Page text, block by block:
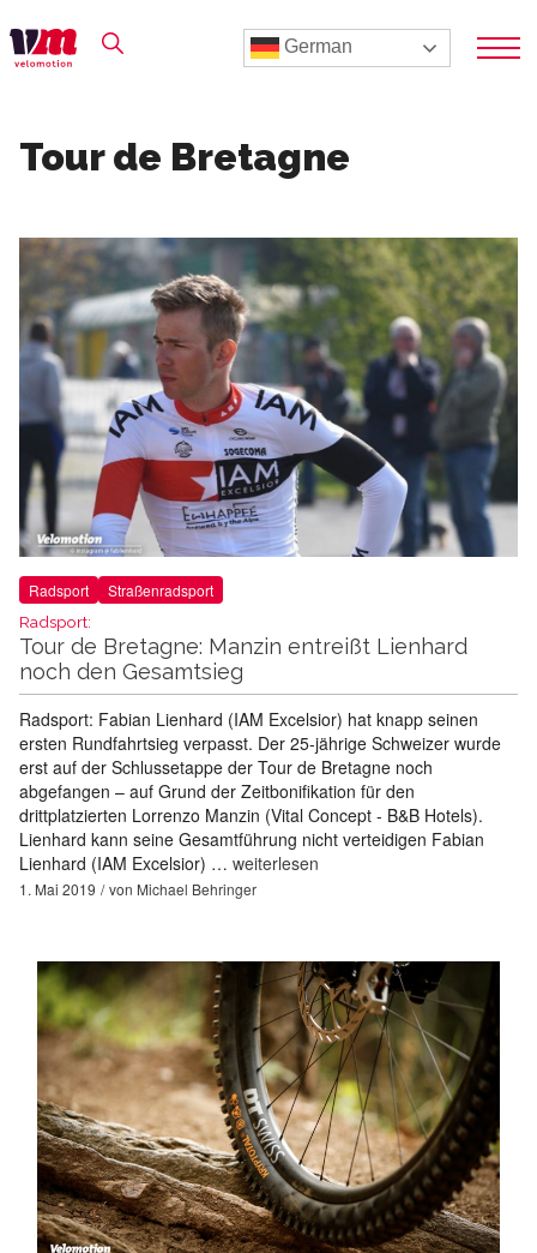
German
Tour de Bretagne
Radsport Straßenradsport
Radsport:
Tour de Bretagne: Manzin entreißt Lienhard
noch den Gesamtsieg
Radsport: Fabian Lienhard (IAM Excelsior) hat knapp seinen
ersten Rundfahrtsieg verpasst. Der 25-jährige Schweizer wurde
erst auf der Schlussetappe der Tour de Bretagne noch
abgefangen – auf Grund der Zeitbonifikation für den
drittplatzierten Lorrenzo Manzin (Vital Concept - B&B Hotels).
Lienhard kann seine Gesamtführung nicht verteidigen Fabian
Lienhard (IAM Excelsior) … weiterlesen
1. Mai 2019 von Michael Behringer